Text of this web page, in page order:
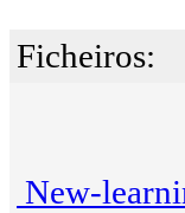
Ficheiros:
New-